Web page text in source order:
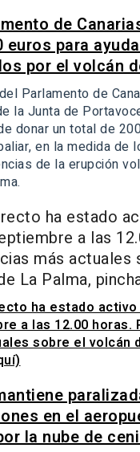
de
euros para
por el volcán
Parlamento de
la Junta de
donar un total de
en la medida de
de la erupción
ha estado
a las
más actuales
La Palma,
ha estado
a las 12.00 horas.
sobre el volcán
en el
la nube de